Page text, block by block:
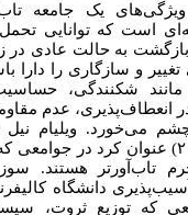
ویژگی‌های یک جامعه
است که توانایی
به حالت عادی در
و سازگاری را دارا
مانند شکنندگی،
انعطاف‌پذیری، عدم
می‌خورد. ویلیام نیل
انسانی در سال (۲۰۰۰) عنوان کرد در
تاب‌آورتر هستند.
که توزیع ثروت،